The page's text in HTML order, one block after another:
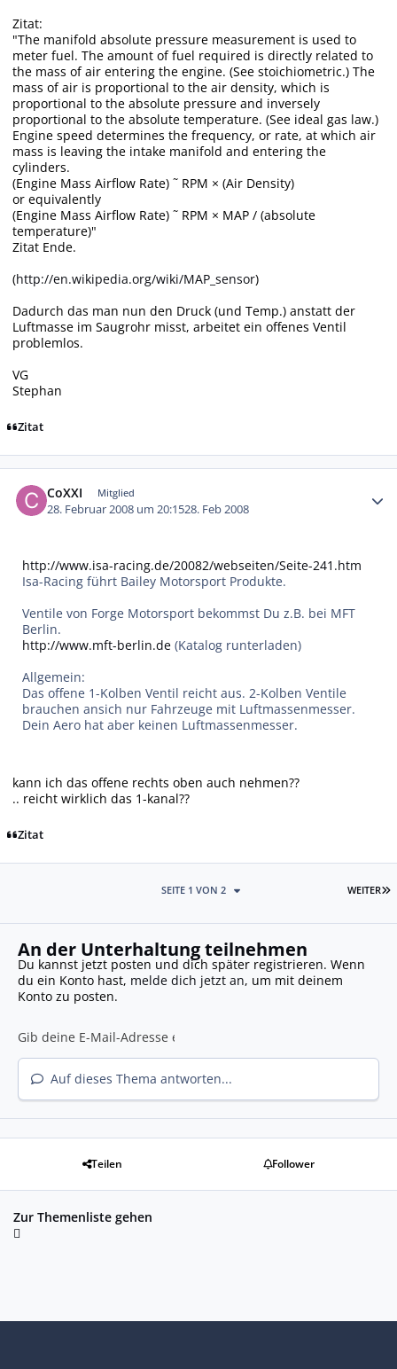
Zitat:
"The manifold absolute pressure measurement is used to
meter fuel. The amount of fuel required is directly related to
the mass of air entering the engine. (See stoichiometric.) The
mass of air is proportional to the air density, which is
proportional to the absolute pressure and inversely
proportional to the absolute temperature. (See ideal gas law.)
Engine speed determines the frequency, or rate, at which air
mass is leaving the intake manifold and entering the
cylinders.
(Engine Mass Airflow Rate) ˜ RPM × (Air Density)
or equivalently
(Engine Mass Airflow Rate) ˜ RPM × MAP / (absolute
temperature)"
Zitat Ende.
(http://en.wikipedia.org/wiki/MAP_sensor)
Dadurch das man nun den Druck (und Temp.) anstatt der
Luftmasse im Saugrohr misst, arbeitet ein offenes Ventil
problemlos.
VG
Stephan
Zitat
CoXXI Mitglied
28. Februar 2008 um 20:1528. Feb 2008
http://www.isa-racing.de/20082/webseiten/Seite-241.htm
Isa-Racing führt Bailey Motorsport Produkte.
Ventile von Forge Motorsport bekommst Du z.B. bei MFT
Berlin.
http://www.mft-berlin.de (Katalog runterladen)
Allgemein:
Das offene 1-Kolben Ventil reicht aus. 2-Kolben Ventile
brauchen ansich nur Fahrzeuge mit Luftmassenmesser.
Dein Aero hat aber keinen Luftmassenmesser.
kann ich das offene rechts oben auch nehmen??
.. reicht wirklich das 1-kanal??
Zitat
WEITER
SEITE 1 VON 2
An der Unterhaltung teilnehmen
Du kannst jetzt posten und dich später registrieren. Wenn
du ein Konto hast, melde dich jetzt an, um mit deinem
Konto zu posten.
Auf dieses Thema antworten...
Teilen Follower
Zur Themenliste gehen